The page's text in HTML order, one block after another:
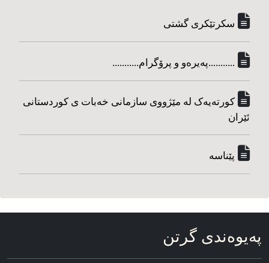
سکرتێکری گشتی
...........په‌یره‌و و پرۆگرام...........
کورته‌یه‌ک له مێژووی سازمانی خه‌بات ی کوردستانی
ئێران
پێناسه‌
په‌یوه‌ندی گرتن